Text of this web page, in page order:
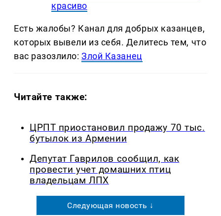
красиво
Есть жалобы? Канал для добрых казанцев,
которых вывели из себя. Делитеcь тем, что
вас разозлило:Злой Казанец
Читайте также:
ЦРПТ приостановил продажу 70 тыс.
бутылок из Армении
Депутат Гаврилов сообщил, как
провести учет домашних птиц
владельцам ЛПХ
Следующая новость ↓